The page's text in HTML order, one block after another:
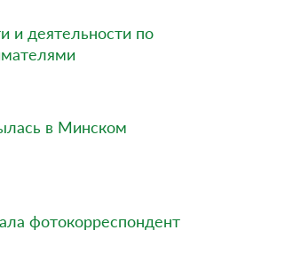
и деятельности по
в Минском
фотокорреспондент